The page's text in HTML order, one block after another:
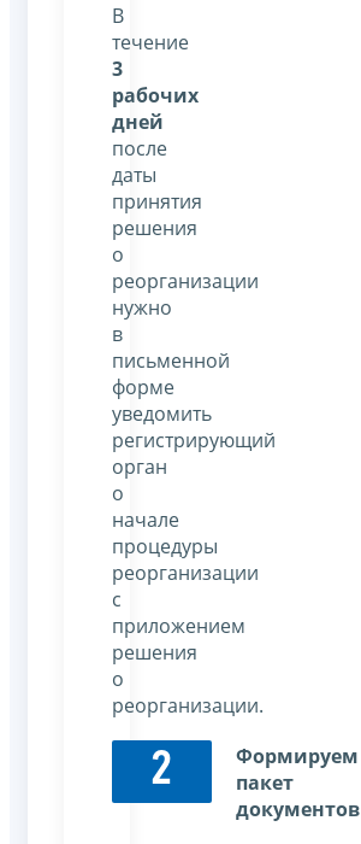
В
течение
3
рабочих
дней
после
даты
принятия
решения
о
реорганизации
нужно
в
письменной
форме
уведомить
регистрирующий
орган
о
начале
процедуры
реорганизации
с
приложением
решения
о
реорганизации.
2
Формируем
пакет
документов